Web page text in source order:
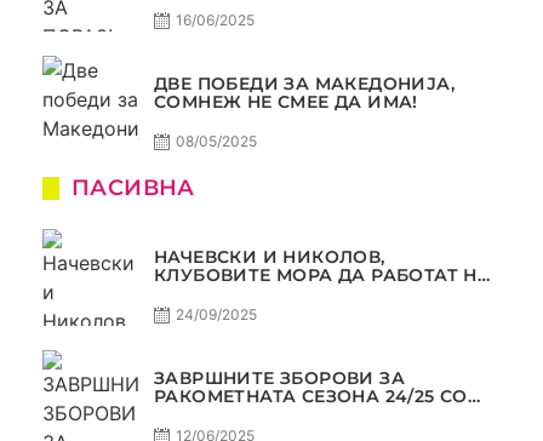
16/06/2025
ДВЕ ПОБЕДИ ЗА МАКЕДОНИЈА,
СОМНЕЖ НЕ СМЕЕ ДА ИМА!
08/05/2025
ПАСИВНА
НАЧЕВСКИ И НИКОЛОВ,
КЛУБОВИТЕ МОРА ДА РАБОТАТ НА
С5Е2 ПАСИВНА
24/09/2025
ЗАВРШНИТЕ ЗБОРОВИ ЗА
РАКОМЕТНАТА СЕЗОНА 24/25 СО
С4Е11
12/06/2025